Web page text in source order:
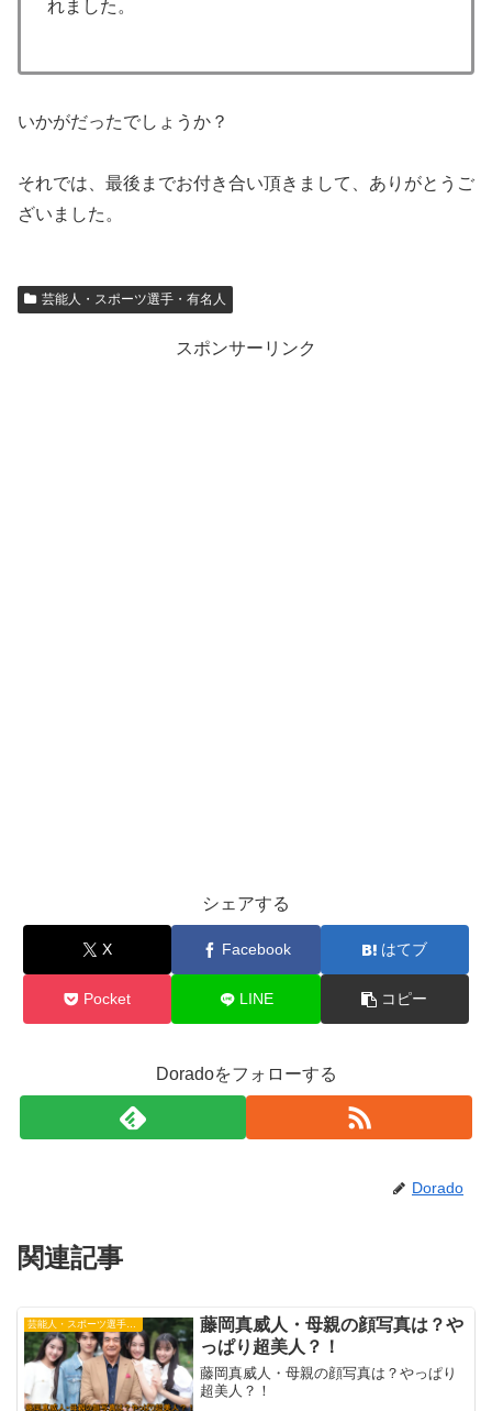
れました。
いかがだったでしょうか？
それでは、最後までお付き合い頂きまして、ありがとうご
ざいました。
芸能人・スポーツ選手・有名人
スポンサーリンク
シェアする
X Facebook はてブ
Pocket LINE コピー
Doradoをフォローする
Dorado
関連記事
藤岡真威人・母親の顔写真は？や
っぱり超美人？！
藤岡真威人・母親の顔写真は？やっぱり
超美人？！